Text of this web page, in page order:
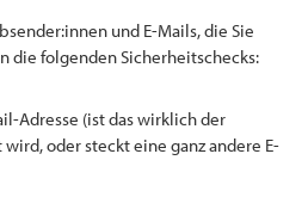
und E-Mails, die Sie
die folgenden Sicherheitschecks:
Adresse (ist das wirklich der
oder steckt eine ganz andere E-